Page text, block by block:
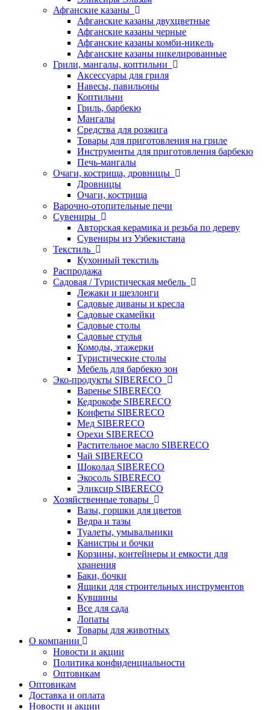
Афганские казаны
Афганские казаны двухцветные
Афганские казаны черные
Афганские казаны комби-никель
Афганские казаны никелированные
Грили, мангалы, коптильни
Аксессуары для гриля
Навесы, павильоны
Коптильни
Гриль, барбекю
Мангалы
Средства для розжига
Товары для приготовления на гриле
Инструменты для приготовления барбекю
Печь-мангалы
Очаги, кострища, дровницы
Дровницы
Очаги, кострища
Варочно-отопительные печи
Сувениры
Авторская керамика и резьба по дереву
Сувениры из Узбекистана
Текстиль
Кухонный текстиль
Распродажа
Садовая / Туристическая мебель
Лежаки и шезлонги
Садовые диваны и кресла
Садовые скамейки
Садовые столы
Садовые стулья
Комоды, этажерки
Туристические столы
Мебель для барбекю зон
Эко-продукты SIBERECO
Варенье SIBERECO
Кедрокофе SIBERECO
Конфеты SIBERECO
Мед SIBERECO
Орехи SIBERECO
Растительное масло SIBERECO
Чай SIBERECO
Шоколад SIBERECO
Экосоль SIBERECO
Эликсир SIBERECO
Хозяйственные товары
Вазы, горшки для цветов
Ведра и тазы
Туалеты, умывальники
Канистры и бочки
Корзины, контейнеры и емкости для
хранения
Баки, бочки
Ящики для строительных инструментов
Кувшины
Все для сада
Лопаты
Товары для животных
О компании
Новости и акции
Политика конфиденциальности
Оптовикам
Оптовикам
Доставка и оплата
Новости и акции